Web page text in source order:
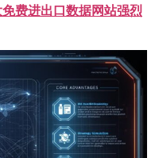
费进出口数据网站强烈